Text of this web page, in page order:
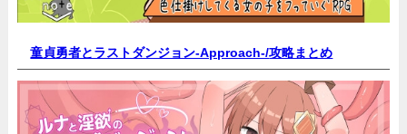
童貞勇者とラストダンジョン-Approach-/攻略まとめ